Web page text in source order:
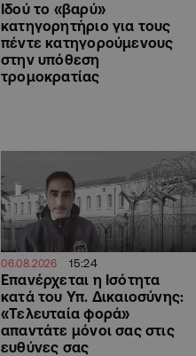
Ιδού το «βαρύ»
κατηγορητήριο για τους
πέντε κατηγορούμενους
στην υπόθεση
τρομοκρατίας
06.08.2026 15:24
Επανέρχεται η Ισότητα
κατά του Υπ. Δικαιοσύνης:
«Τελευταία φορά»
απαντάτε μόνοι σας στις
ευθύνες σας